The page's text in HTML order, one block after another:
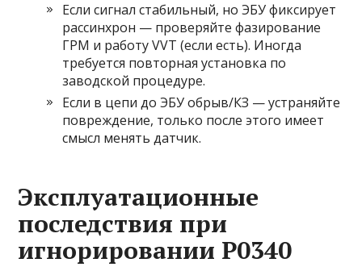
Если сигнал стабильный, но ЭБУ фиксирует
рассинхрон — проверяйте фазирование
ГРМ и работу VVT (если есть). Иногда
требуется повторная установка по
заводской процедуре.
Если в цепи до ЭБУ обрыв/КЗ — устраняйте
повреждение, только после этого имеет
смысл менять датчик.
Эксплуатационные
последствия при
игнорировании P0340